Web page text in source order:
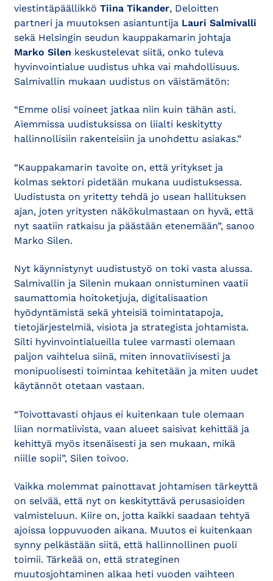
viestintäpäällikkö Tiina Tikander, Deloitten
partneri ja muutoksen asiantuntija Lauri Salmivalli
sekä Helsingin seudun kauppakamarin johtaja
Marko Silen keskustelevat siitä, onko tuleva
hyvinvointialue uudistus uhka vai mahdollisuus.
Salmivallin mukaan uudistus on väistämätön:
“Emme olisi voineet jatkaa niin kuin tähän asti.
Aiemmissa uudistuksissa on liialti keskitytty
hallinnollisiin rakenteisiin ja unohdettu asiakas.”
“Kauppakamarin tavoite on, että yritykset ja
kolmas sektori pidetään mukana uudistuksessa.
Uudistusta on yritetty tehdä jo usean hallituksen
ajan, joten yritysten näkökulmastaan on hyvä, että
nyt saatiin ratkaisu ja päästään etenemään”, sanoo
Marko Silen.
Nyt käynnistynyt uudistustyö on toki vasta alussa.
Salmivallin ja Silenin mukaan onnistuminen vaatii
saumattomia hoitoketjuja, digitalisaation
hyödyntämistä sekä yhteisiä toimintatapoja,
tietojärjestelmiä, visiota ja strategista johtamista.
Silti hyvinvointialueilla tulee varmasti olemaan
paljon vaihtelua siinä, miten innovatiivisesti ja
monipuolisesti toimintaa kehitetään ja miten uudet
käytännöt otetaan vastaan.
“Toivottavasti ohjaus ei kuitenkaan tule olemaan
liian normatiivista, vaan alueet saisivat kehittää ja
kehittyä myös itsenäisesti ja sen mukaan, mikä
niille sopii”, Silen toivoo.
Vaikka molemmat painottavat johtamisen tärkeyttä
on selvää, että nyt on keskityttävä perusasioiden
valmisteluun. Kiire on, jotta kaikki saadaan tehtyä
ajoissa loppuvuoden aikana. Muutos ei kuitenkaan
synny pelkästään siitä, että hallinnollinen puoli
toimii. Tärkeää on, että strateginen
muutosjohtaminen alkaa heti vuoden vaihteen